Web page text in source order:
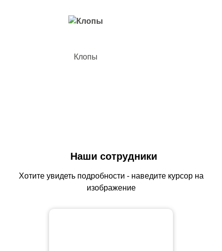
Клопы
Наши сотрудники
Хотите увидеть подробности - наведите курсор на
изображение